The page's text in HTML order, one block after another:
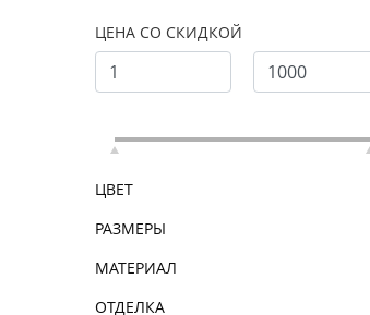
ЦЕНА СО СКИДКОЙ
ЦВЕТ
РАЗМЕРЫ
МАТЕРИАЛ
ОТДЕЛКА